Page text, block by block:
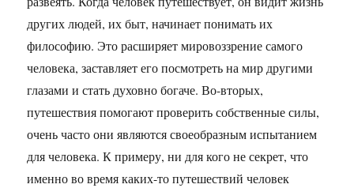
других людей, их быт, начинает понимать их
философию. Это расширяет мировоззрение самого
человека, заставляет его посмотреть на мир другими
глазами и стать духовно богаче. Во-вторых,
путешествия помогают проверить собственные силы,
очень часто они являются своеобразным испытанием
для человека. К примеру, ни для кого не секрет, что
именно во время каких-то путешествий человек